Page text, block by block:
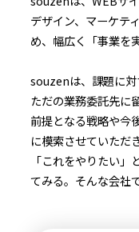
デザイン、マーケテ
め、幅広く「事業を
souzenは、課題に対
ただの業務委託先に
前提となる戦略や今
に模索させていただ
「これをやりたい
てみる。 そんな会社